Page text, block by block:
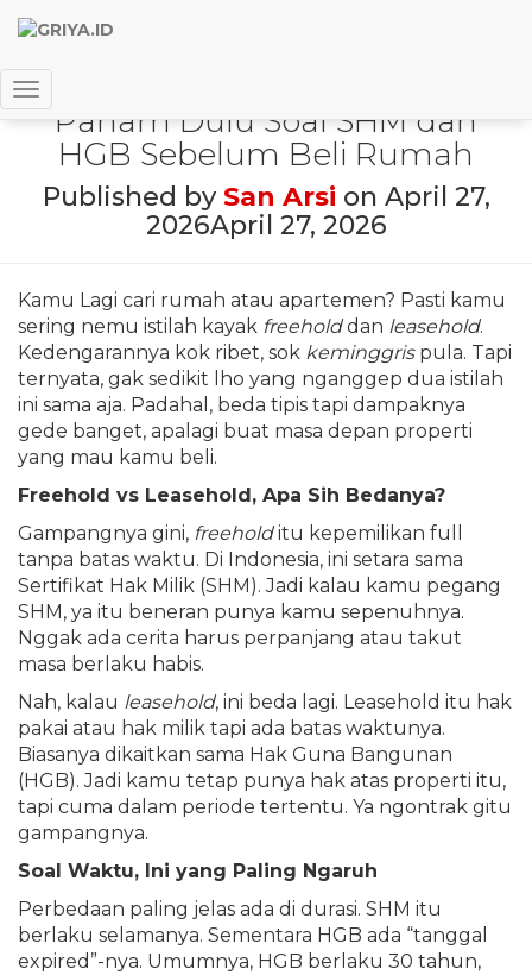
Toggle Navigation
Paham Dulu Soal SHM dan
HGB Sebelum Beli Rumah
Published by San Arsi on April 27,
2026April 27, 2026
Kamu Lagi cari rumah atau apartemen? Pasti kamu
sering nemu istilah kayak freeholddan leasehold.
Kedengarannya kok ribet, sok keminggrispula. Tapi
ternyata, gak sedikit lho yang nganggep dua istilah
ini sama aja. Padahal, beda tipis tapi dampaknya
gede banget, apalagi buat masa depan properti
yang mau kamu beli.
Freehold vs Leasehold, Apa Sih Bedanya?
Gampangnya gini, freeholditu kepemilikan full
tanpa batas waktu. Di Indonesia, ini setara sama
Sertifikat Hak Milik (SHM). Jadi kalau kamu pegang
SHM, ya itu beneran punya kamu sepenuhnya.
Nggak ada cerita harus perpanjang atau takut
masa berlaku habis.
Nah, kalau leasehold, ini beda lagi. Leasehold itu hak
pakai atau hak milik tapi ada batas waktunya.
Biasanya dikaitkan sama Hak Guna Bangunan
(HGB). Jadi kamu tetap punya hak atas properti itu,
tapi cuma dalam periode tertentu. Ya ngontrak gitu
gampangnya.
Soal Waktu, Ini yang Paling Ngaruh
Perbedaan paling jelas ada di durasi. SHM itu
berlaku selamanya. Sementara HGB ada “tanggal
expired”-nya. Umumnya, HGB berlaku 30 tahun,